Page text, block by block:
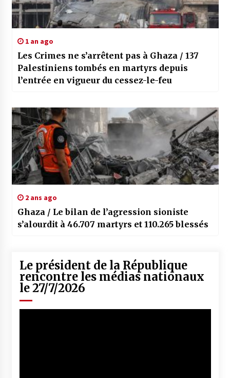
1 an ago
Les Crimes ne s’arrêtent pas à Ghaza / 137
Palestiniens tombés en martyrs depuis
l’entrée en vigueur du cessez-le-feu
2 ans ago
Ghaza / Le bilan de l’agression sioniste
s’alourdit à 46.707 martyrs et 110.265 blessés
Le président de la République
rencontre les médias nationaux
le 27/7/2026